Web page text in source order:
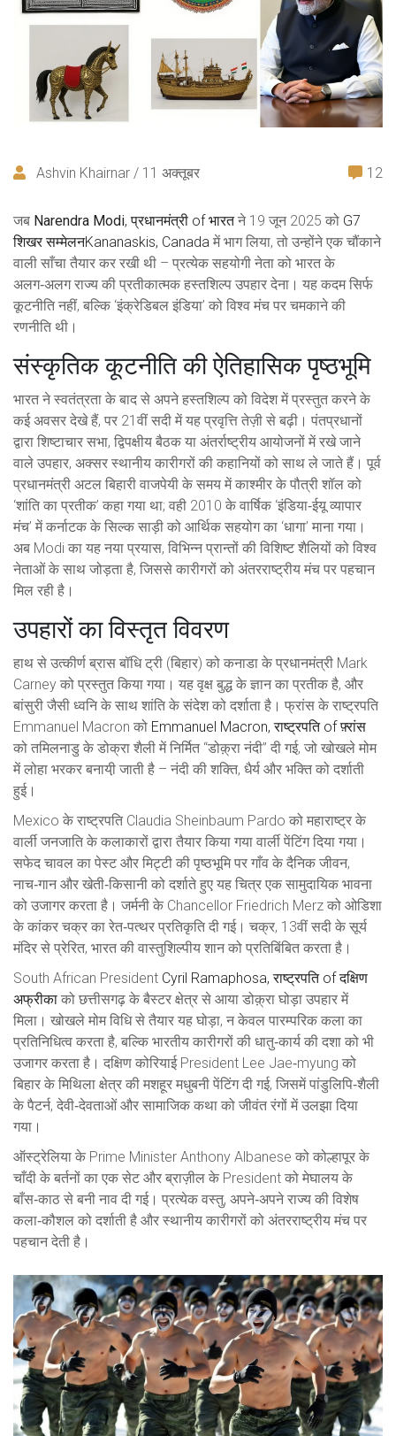
Ashvin Khairnar / 11 अक्तूबर 12
जब Narendra Modi,प्रधानमंत्री ofभारतने 19 जून 2025 को G7
शिखर सम्मेलनKananaskis, Canada में भाग लिया, तो उन्होंने एक चौंकाने
वाली साँचा तैयार कर रखी थी – प्रत्येक सहयोगी नेता को भारत के
अलग‑अलग राज्य की प्रतीकात्मक हस्तशिल्प उपहार देना। यह कदम सिर्फ
कूटनीति नहीं, बल्कि ‘इंक्रेडिबल इंडिया’ को विश्व मंच पर चमकाने की
रणनीति थी।
संस्कृतिक कूटनीति की ऐतिहासिक पृष्ठभूमि
भारत ने स्वतंत्रता के बाद से अपने हस्तशिल्प को विदेश में प्रस्तुत करने के
कई अवसर देखे हैं, पर 21वीं सदी में यह प्रवृत्ति तेज़ी से बढ़ी। पंतप्रधानों
द्वारा शिष्टाचार सभा, द्विपक्षीय बैठक या अंतर्राष्ट्रीय आयोजनों में रखे जाने
वाले उपहार, अक्सर स्थानीय कारीगरों की कहानियों को साथ ले जाते हैं। पूर्व
प्रधानमंत्री अटल बिहारी वाजपेयी के समय में काश्मीर के पौत्री शॉल को
‘शांति का प्रतीक’ कहा गया था; वही 2010 के वार्षिक ‘इंडिया‑ईयू व्यापार
मंच’ में कर्नाटक के सिल्क साड़ी को आर्थिक सहयोग का ‘धागा’ माना गया।
अब Modi का यह नया प्रयास, विभिन्न प्रान्तों की विशिष्ट शैलियों को विश्व
नेताओं के साथ जोड़ता है, जिससे कारीगरों को अंतरराष्ट्रीय मंच पर पहचान
मिल रही है।
उपहारों का विस्तृत विवरण
हाथ से उत्कीर्ण ब्रास बॉधि ट्री (बिहार) को कनाडा के प्रधानमंत्री Mark
Carney को प्रस्तुत किया गया। यह वृक्ष बुद्ध के ज्ञान का प्रतीक है, और
बांसुरी जैसी ध्वनि के साथ शांति के संदेश को दर्शाता है। फ्रांस के राष्ट्रपति
Emmanuel Macron को Emmanuel Macron,राष्ट्रपतिofफ़्रांस
को तमिलनाडु के डोक्रा शैली में निर्मित “डोक़्रा नंदी” दी गई, जो खोखले मोम
में लोहा भरकर बनायी़ जाती है – नंदी की शक्ति, धैर्य और भक्ति को दर्शाती
हुई।
Mexico के राष्ट्रपति Claudia Sheinbaum Pardo को महाराष्ट्र के
वार्ली जनजाति के कलाकारों द्वारा तैयार किया गया वार्ली पेंटिंग दिया गया।
सफेद चावल का पेस्ट और मिट्टी की पृष्ठभूमि पर गाँव के दैनिक जीवन,
नाच‑गान और खेती‑किसानी को दर्शाते हुए यह चित्र एक सामुदायिक भावना
को उजागर करता है। जर्मनी के Chancellor Friedrich Merz को ओडिशा
के कांकर चक्र का रेत‑पत्थर प्रतिकृति दी गई। चक्र, 13वीं सदी के सूर्य
मंदिर से प्रेरित, भारत की वास्तुशिल्पीय शान को प्रतिबिंबित करता है।
South African President Cyril Ramaphosa,राष्ट्रपतिofदक्षिण
अफ्रीका को छत्तीसगढ़ के बैस्टर क्षेत्र से आया डोक़्रा घोड़ा उपहार में
मिला। खोखले मोम विधि से तैयार यह घोड़ा, न केवल पारम्परिक कला का
प्रतिनिधित्व करता है, बल्कि भारतीय कारीगरों की धातु‑कार्य की दशा को भी
उजागर करता है। दक्षिण कोरियाई President Lee Jae‑myung को
बिहार के मिथिला क्षेत्र की मशहूर मधुबनी पेंटिंग दी गई, जिसमें पांडुलिपि‑शैली
के पैटर्न, देवी‑देवताओं और सामाजिक कथा को जीवंत रंगों में उलझा दिया
गया।
ऑस्ट्रेलिया के Prime Minister Anthony Albanese को कोल्हापूर के
चाँदी के बर्तनों का एक सेट और ब्राज़ील के President को मेघालय के
बाँस‑काठ से बनी नाव दी गई। प्रत्येक वस्तु, अपने‑अपने राज्य की विशेष
कला‑कौशल को दर्शाती है और स्थानीय कारीगरों को अंतरराष्ट्रीय मंच पर
पहचान देती है।